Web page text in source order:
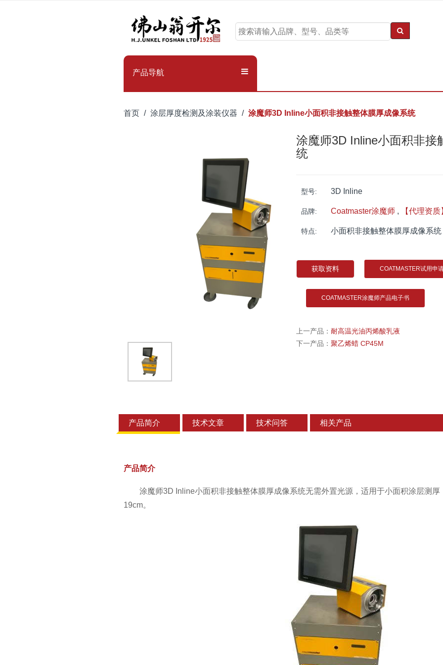
产品导航
首页 涂层厚度检测及涂装仪器 涂魔师3D Inline小面积非接触整体膜厚成像系统
涂魔师3D Inline小面积非接
统
型号: 3D Inline
品牌: Coatmaster涂魔师 , 【代理资质
特点: 小面积非接触整体膜厚成像系统
获取资料 COATMASTER试用申
COATMASTER涂魔师产品电子书
上一产品：耐高温光油丙烯酸乳液
下一产品：聚乙烯蜡 CP45M
产品简介 技术文章 技术问答 相关产品
产品简介
涂魔师3D Inline小面积非接触整体膜厚成像系统无需外置光源，适用于小面积涂层测
19cm。